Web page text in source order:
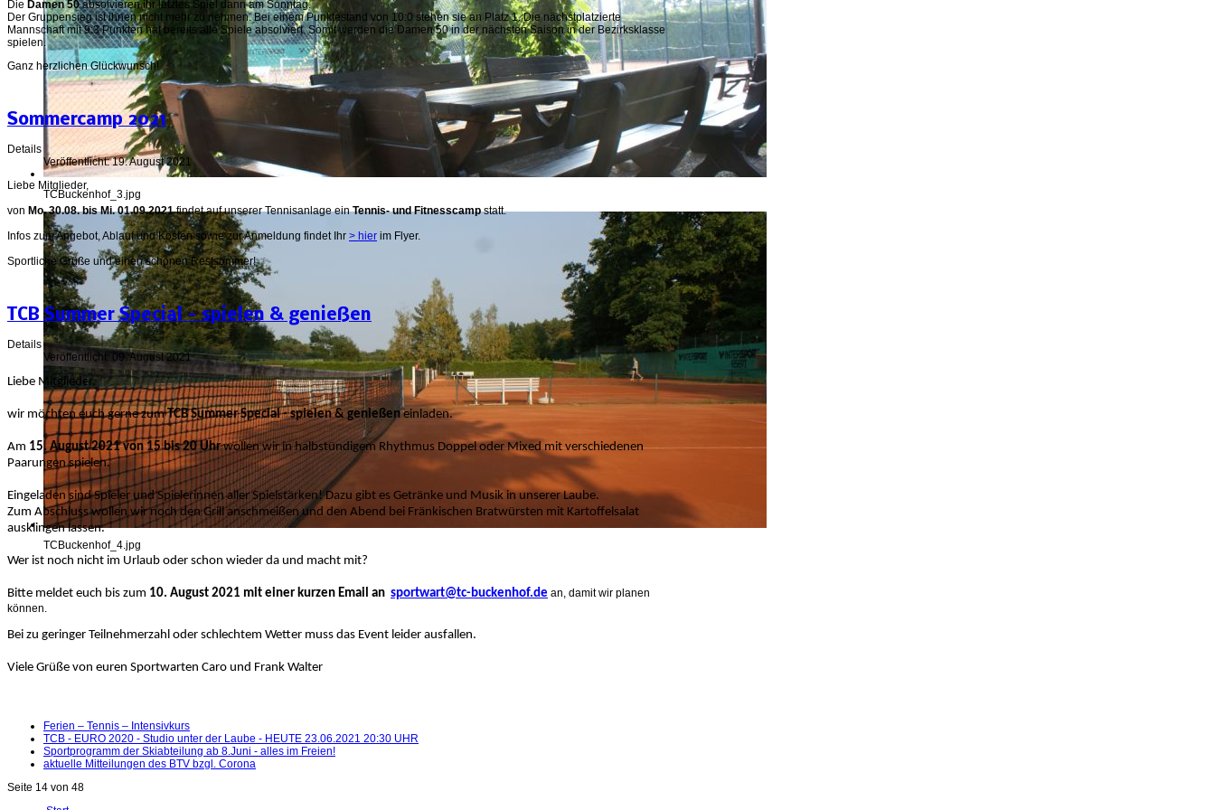
TCBuckenhof_3.jpg
TCBuckenhof_4.jpg
Die Damen 50absolvieren ihr letztes Spiel dann am Sonntag.
Der Gruppensieg ist ihnen nicht mehr zu nehmen. Bei einem Punktestand von 10:0 stehen sie an Platz 1. Die nächstplatzierte
Mannschaft mit 9:3 Punkten hat bereits alle Spiele absolviert. Somit werden die Damen 50 in der nächsten Saison in der Bezirksklasse
spielen.
Ganz herzlichen Glückwunsch!
Sommercamp 2021
Details
Veröffentlicht: 19. August 2021
Liebe Mitglieder,
von Mo. 30.08. bis Mi. 01.09.2021findet auf unserer Tennisanlage einTennis- und Fitnesscampstatt.
Infos zum Angebot, Ablauf und Kosten sowie zur Anmeldung findet Ihr > hier im Flyer.
Sportliche Grüße und einen schönen Restsommer!
TCB Summer Special - spielen & genießen
Details
Veröffentlicht: 09. August 2021
Liebe Mitglieder,
wir möchten euch gerne zumTCB Summer Special - spielen & genießeneinladen.
Am 15. August 2021 von 15 bis 20 Uhrwollen wir in halbstündigem Rhythmus Doppel oder Mixed mit verschiedenen
Paarungen spielen.
Eingeladen sind Spieler und Spielerinnen aller Spielstärken! Dazu gibt es Getränke und Musik in unserer Laube.
Zum Abschluss wollen wir noch den Grill anschmeißen und den Abend bei Fränkischen Bratwürsten mit Kartoffelsalat
ausklingen lassen.
Wer ist noch nicht im Urlaub oder schon wieder da und macht mit?
Bitte meldet euch bis zum 10. August 2021 mit einer kurzen Email an sportwart@tc-buckenhof.de an, damit wir planen
können.
Bei zu geringer Teilnehmerzahl oder schlechtem Wetter muss das Event leider ausfallen.
Viele Grüße von euren Sportwarten Caro und Frank Walter
Ferien – Tennis – Intensivkurs
TCB - EURO 2020 - Studio unter der Laube - HEUTE 23.06.2021 20:30 UHR
Sportprogramm der Skiabteilung ab 8.Juni - alles im Freien!
aktuelle Mitteilungen des BTV bzgl. Corona
Seite 14 von 48